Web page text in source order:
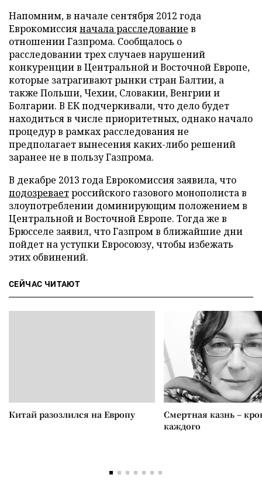
Напомним, в начале сентября 2012 года
Еврокомиссияначала расследование в
отношении Газпрома. Сообщалось о
расследовании трех случаев нарушений
конкуренции в Центральной и Восточной Европе,
которые затрагивают рынки стран Балтии, а
также Польши, Чехии, Словакии, Венгрии и
Болгарии. В ЕК подчеркивали, что дело будет
находиться в числе приоритетных, однако начало
процедур в рамках расследования не
предполагает вынесения каких-либо решений
заранее не в пользу Газпрома.
В декабре 2013 года Еврокомиссия заявила, что
подозреваетроссийского газового монополиста в
злоупотреблении доминирующим положением в
Центральной и Восточной Европе. Тогда же в
Брюсселе заявил, что Газпром в ближайшие дни
пойдет на уступки Евросоюзу, чтобы избежать
этих обвинений.
СЕЙЧАС ЧИТАЮТ
Китай разозлился на Европу
Смертная казнь –
каждого